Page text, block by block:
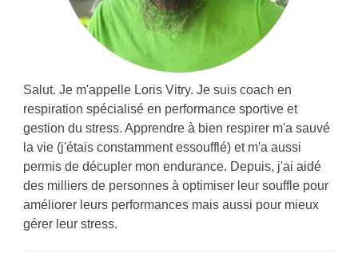
Salut. Je m'appelle Loris Vitry. Je suis coach en
respiration spécialisé en performance sportive et
gestion du stress. Apprendre à bien respirer m'a sauvé
la vie (j'étais constamment essoufflé) et m'a aussi
permis de décupler mon endurance. Depuis, j'ai aidé
des milliers de personnes à optimiser leur souffle pour
améliorer leurs performances mais aussi pour mieux
gérer leur stress.